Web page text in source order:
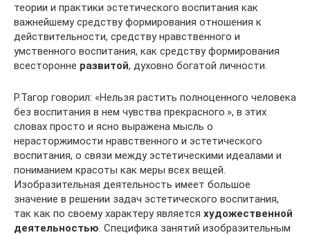
теории и практики эстетического воспитания как
важнейшему средству формирования отношения к
действительности, средству нравственного и
умственного воспитания, как средству формирования
всесторонне развитой, духовно богатой личности.
Р.Тагор говорил: «Нельзя растить полноценного человека
без воспитания в нем чувства прекрасного.», в этих
словах просто и ясно выражена мысль о
нерасторжимости нравственного и эстетического
воспитания, о связи между эстетическими идеалами и
пониманием красоты как меры всех вещей.
Изобразительная деятельность имеет большое
значение в решении задач эстетического воспитания,
так как по своему характеру является художественной
деятельностью. Специфика занятий изобразительным